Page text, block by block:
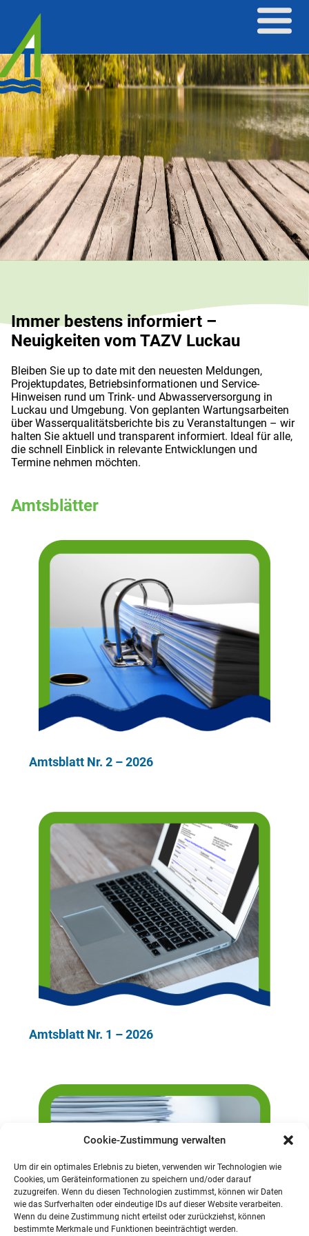
Cookie-Zustimmung verwalten
Um dir ein optimales Erlebnis zu bieten, verwenden wir Technologien wie
Cookies, um Geräteinformationen zu speichern und/oder darauf
zuzugreifen. Wenn du diesen Technologien zustimmst, können wir Daten
wie das Surfverhalten oder eindeutige IDs auf dieser Website verarbeiten.
Wenn du deine Zustimmung nicht erteilst oder zurückziehst, können
bestimmte Merkmale und Funktionen beeinträchtigt werden.
Immer bestens informiert –
Neuigkeiten vom TAZV Luckau
Bleiben Sie up to date mit den neuesten Meldungen,
Projektupdates, Betriebsinformationen und Service-
Hinweisen rund um Trink- und Abwasserversorgung in
Luckau und Umgebung. Von geplanten Wartungsarbeiten
über Wasserqualitätsberichte bis zu Veranstaltungen – wir
halten Sie aktuell und transparent informiert. Ideal für alle,
die schnell Einblick in relevante Entwicklungen und
Termine nehmen möchten.
Amtsblätter
Amtsblatt Nr. 2 – 2026
Amtsblatt Nr. 1 – 2026